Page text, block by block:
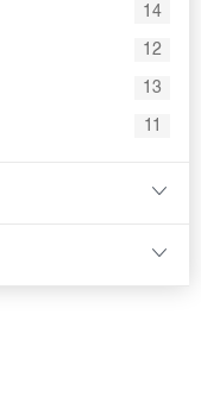
14
12
13
11